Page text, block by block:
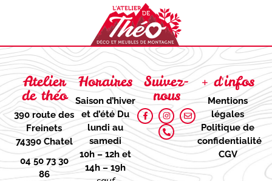
Atelier
de théo
390 route des
Freinets
74390 Chatel
04 50 73 30
86
Horaires
Saison d’hiver
et d’étéDu
lundi au
samedi
10h – 12h et
14h – 19h
Suivez-
nous
+ d'infos
Mentions
légales
Politique de
confidentialité
CGV